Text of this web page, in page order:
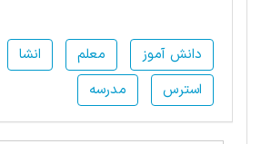
انشا معلم
دانش آموز
مدرسه
استرس